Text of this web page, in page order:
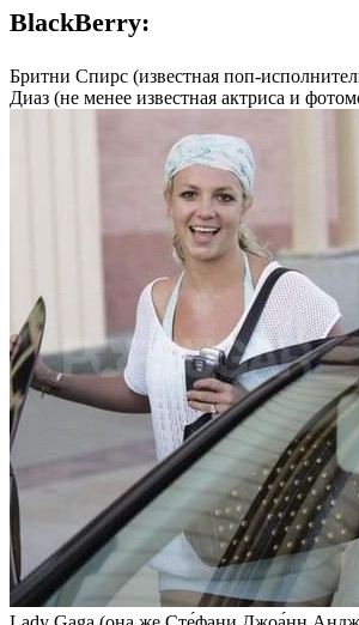
BlackBerry:
Бритни Спирс (известная поп-
Диаз (не менее известная актриса и